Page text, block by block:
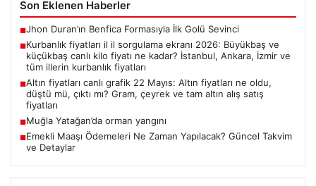
Son Eklenen Haberler
■Jhon Duran’ın Benfica Formasıyla İlk Golü Sevinci
■Kurbanlık fiyatları il il sorgulama ekranı 2026: Büyükbaş ve
küçükbaş canlı kilo fiyatı ne kadar? İstanbul, Ankara, İzmir ve
tüm illerin kurbanlık fiyatları
■Altın fiyatları canlı grafik 22 Mayıs: Altın fiyatları ne oldu,
düştü mü, çıktı mı? Gram, çeyrek ve tam altın alış satış
fiyatları
■Muğla Yatağan’da orman yangını
■Emekli Maaşı Ödemeleri Ne Zaman Yapılacak? Güncel Takvim
ve Detaylar